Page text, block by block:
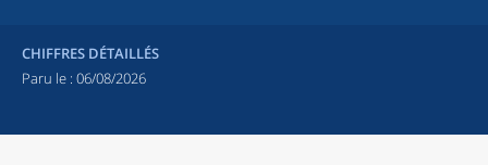
CHIFFRES DÉTAILLÉS
Paru le : 06/08/2026